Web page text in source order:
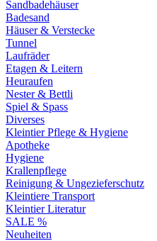
Sandbadehäuser
Badesand
Häuser & Verstecke
Tunnel
Laufräder
Etagen & Leitern
Heuraufen
Nester & Bettli
Spiel & Spass
Diverses
Kleintier Pflege & Hygiene
Apotheke
Hygiene
Krallenpflege
Reinigung & Ungezieferschutz
Kleintiere Transport
Kleintier Literatur
SALE %
Neuheiten